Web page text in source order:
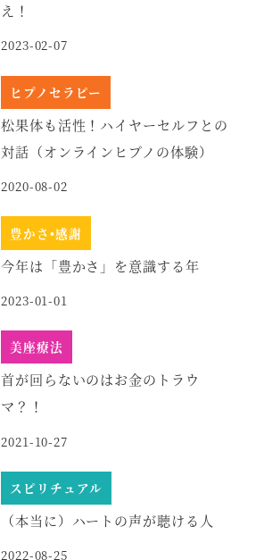
え！
2023-02-07
ヒプノセラピー
松果体も活性！ハイヤーセルフとの
対話（オンラインヒプノの体験）
2020-08-02
豊かさ•感謝
今年は「豊かさ」を意識する年
2023-01-01
美座療法
首が回らないのはお金のトラウ
マ？！
2021-10-27
スピリチュアル
（本当に）ハートの声が聴ける人
2022-08-25